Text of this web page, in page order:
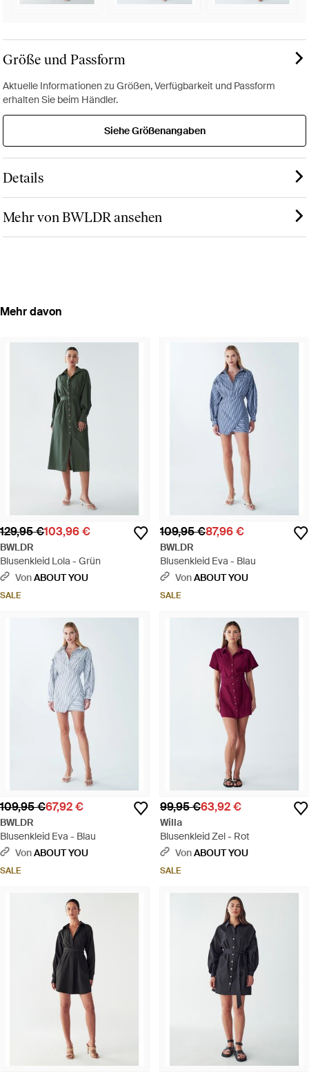
Größe und Passform
Aktuelle Informationen zu Größen, Verfügbarkeit und Passform
erhalten Sie beim Händler.
Siehe Größenangaben
Details
Mehr von BWLDR ansehen
Mehr davon
129,95 €103,96 €
BWLDR
Blusenkleid Lola - Grün
VonABOUT YOU
SALE
109,95 €87,96 €
BWLDR
Blusenkleid Eva - Blau
VonABOUT YOU
SALE
109,95 €67,92 €
BWLDR
Blusenkleid Eva - Blau
VonABOUT YOU
SALE
99,95 €63,92 €
Willa
Blusenkleid Zel - Rot
VonABOUT YOU
SALE